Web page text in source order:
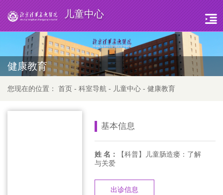
儿童中心
健康教育
您现在的位置： 首页 - 科室导航 - 儿童中心 - 健康教育
基本信息
姓 名：
【科普】儿童肠造瘘：了解
与关爱
出诊信息